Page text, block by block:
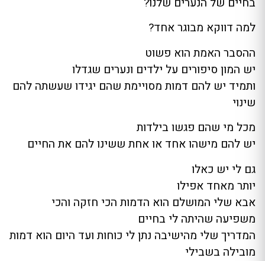
למה דווקא מבוגר אחד?
ההסבר האמת הוא פשוט
יש המון סיפורים על ילדים ונערים שגדלו
ותמיד יש להם דמות מסויימת שהם יגידו שעשתה להם
שינוי
מכל מי שהם פגשו בילדות
יש להם מישהו אחד או אחת ששינו להם את החיים
גם לי יש כאלו
יותר מאחד אפילו
אבא שלי המושלם הוא הדמות הכי חזקה והכי
משפיעה שהיתה לי בחיים
המדריך שלי מהישיבה נתן לי כוחות ועד היום הוא דמות
מובילה בשבילי